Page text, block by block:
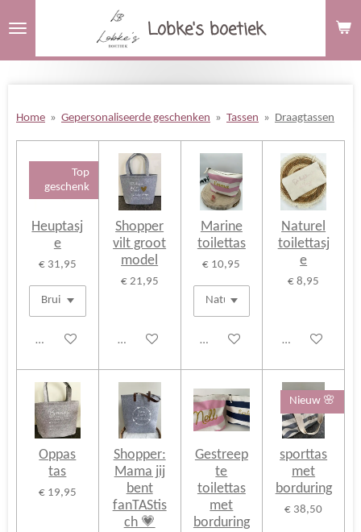
direct
Lobke's boetiek
Home » Gepersonaliseerde geschenken » Tassen » Draagtassen
Top
geschenk
Heuptasj
e
€ 31,95
Bekijk details
Shopper
vilt groot
model
€ 21,95
Bekijk details
Marine
toilettas
€ 10,95
Bekijk details
Naturel
toilettasj
e
€ 8,95
Bekijk details
Oppas
tas
€ 19,95
Shopper:
Mama jij
bent
fanTAStis
ch 💗
Gestreep
te
toilettas
met
borduring
Nieuw 🌸
sporttas
met
borduring
€ 38,50